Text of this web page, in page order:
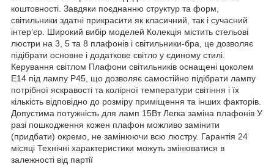
коштовності. Завдяки поєднанню структур та форм,
світильники здатні прикрасити як класичний, так і сучасний
інтер’єр. Широкий вибір моделей Колекція містить стельові
люстри на 3, 5 та 8 плафонів і світильники-бра, це дозволяє
підібрати основне і додаткове світло у єдиному стилі.
Керування світлом Плафони світильників оснащені цоколем
Е14 під лампу Р45, що дозволяє самостійно підібрати лампу
потрібної яскравості та колірної температури світіння і їх
кількість відповідно до розміру приміщення та інших факторів.
Допустима потужність для ламп 15Вт Легка заміна плафонів У
разі пошкодження кожен плафон можливо замінити
(придбати) окремо, не замінюючи всю люстру. Гарантія 24
місяці Технічні характеристики можуть змінюватися в
залежності від партії